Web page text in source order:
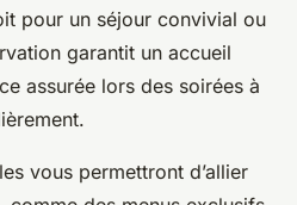
pour un séjour convivial ou
garantit un accueil
assurée lors des soirées à
vous permettront d’allier